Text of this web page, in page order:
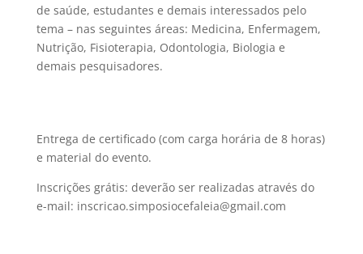
de saúde, estudantes e demais interessados pelo
tema – nas seguintes áreas: Medicina, Enfermagem,
Nutrição, Fisioterapia, Odontologia, Biologia e
demais pesquisadores.
Entrega de certificado (com carga horária de 8 horas)
e material do evento.
Inscrições grátis: deverão ser realizadas através do
e-mail: inscricao.simposiocefaleia@gmail.com